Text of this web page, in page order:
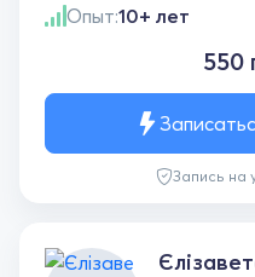
Опыт:10+ лет
550
Запись на